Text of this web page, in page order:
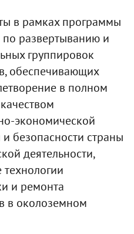
в рамках программы
развертыванию и
группировок
обеспечивающих
в полном
экономической
безопасности страны
деятельности,
технологии
и ремонта
в околоземном